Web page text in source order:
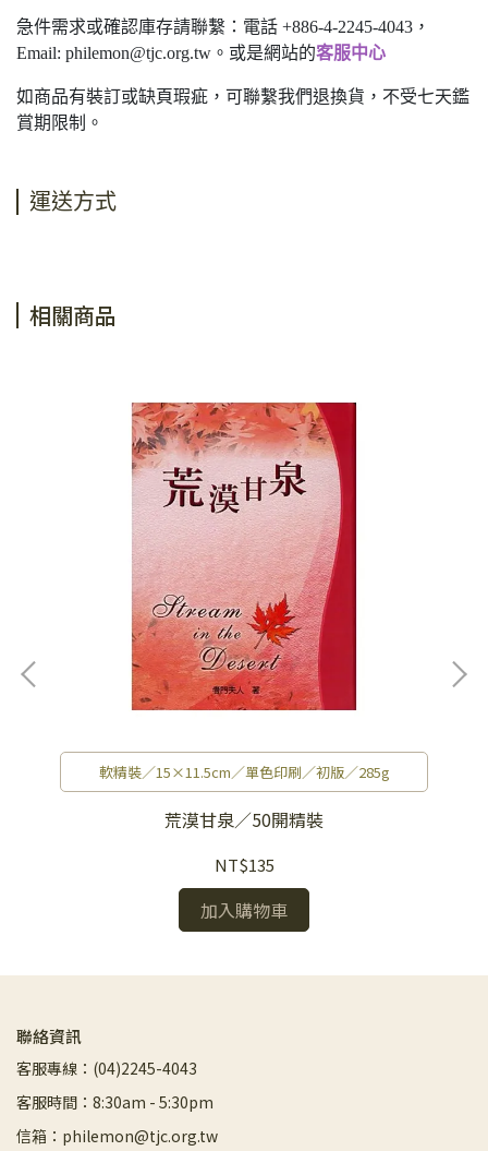
急件需求或確認庫存請聯繫：電話 +886-4-2245-4043，
Email: philemon@tjc.org.tw 。或是網站的客服中心
如商品有裝訂或缺頁瑕疵，可聯繫我們退換貨，不受七天鑑
賞期限制。
運送方式
相關商品
軟精裝／15×11.5cm／單色印刷／初版／285g
荒漠甘泉／50開精裝
NT$135
加入購物車
聯絡資訊
客服專線：(04)2245-4043
客服時間：8:30am - 5:30pm
信箱：philemon@tjc.org.tw